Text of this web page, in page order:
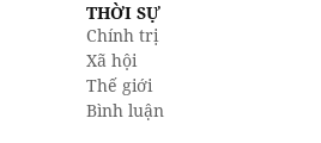
THỜI SỰ
Chính trị
Xã hội
Thế giới
Bình luận